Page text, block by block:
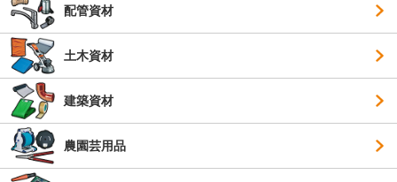
配管資材
土木資材
建築資材
農園芸用品